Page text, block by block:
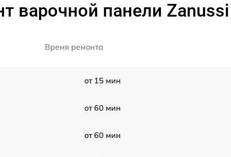
варочной панели Zanussi
Время ремонта
от 15 мин
от 60 мин
от 60 мин